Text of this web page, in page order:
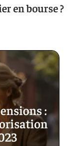
en bourse ?
: